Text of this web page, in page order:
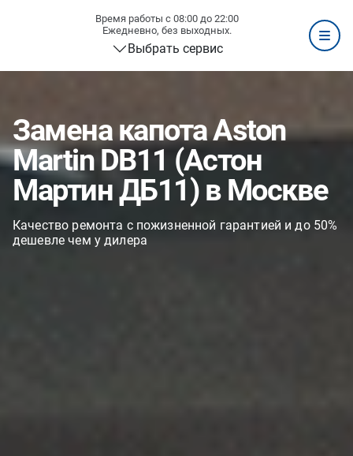
Время работы с 08:00 до 22:00
Ежедневно, без выходных.
Выбрать сервис
Замена капота Aston
Martin DB11 (Астон
Мартин ДБ11) в Москве
Качество ремонта с пожизненной гарантией и до 50%
дешевле чем у дилера